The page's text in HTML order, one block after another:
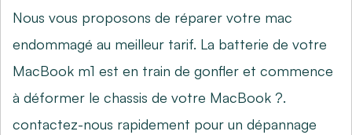
Nous vous proposons de réparer votre mac
endommagé au meilleur tarif. La batterie de votre
MacBook m1 est en train de gonfler et commence
à déformer le chassis de votre MacBook ?.
contactez-nous rapidement pour un dépannage